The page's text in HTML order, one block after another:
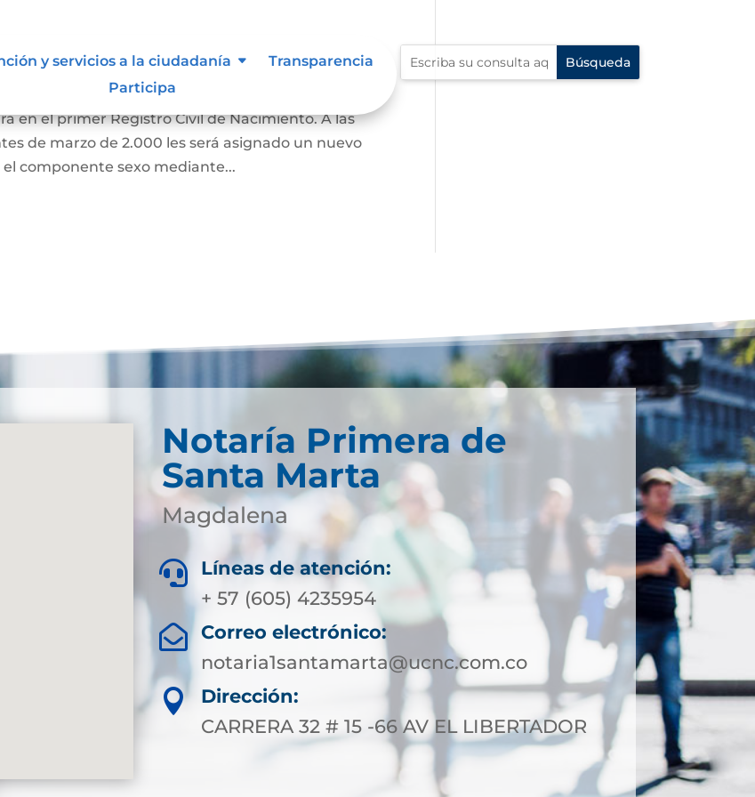
y servicios a la ciudadanía
Transparencia
Participa
Identidad Sexual en el
en el primer Registro Civil de Nacimiento. A las
de marzo de 2.000 les será asignado un nuevo
componente sexo mediante...
Notaría Primera de
Santa Marta
Magdalena

Líneas de atención:
+ 57 (605) 4235954

Correo electrónico:
notaria1santamarta@ucnc.com.co

Dirección:
CARRERA 32 # 15 -66 AV EL LIBERTADOR